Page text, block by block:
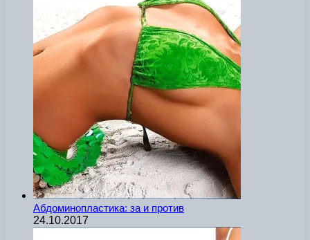
Абдоминопластика: за и против
24.10.2017